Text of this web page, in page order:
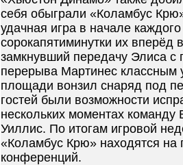
себя обыграли «Коламбус
удачная игра в начале
сорокапятиминутки их вперёд
замкнувший передачу Элиса с
перерыва Мартинес
площади вонзил снаряд под
гостей были возможности
нескольких моментах
Уиллис. По итогам игровой
«Коламбус Крю» находятся на
конференций.